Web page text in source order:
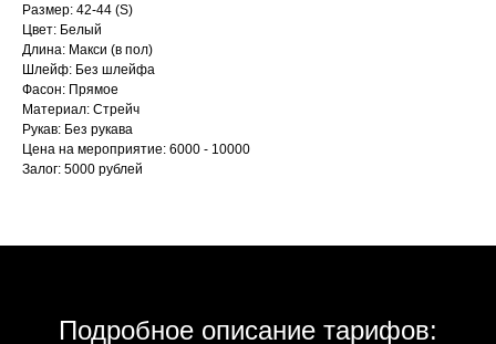
Размер: 42-44 (S)
Цвет: Белый
Длина: Макси (в пол)
Шлейф: Без шлейфа
Фасон: Прямое
Материал: Стрейч
Рукав: Без рукава
Цена на мероприятие: 6000 - 10000
Залог: 5000 рублей
Подробное описание тарифов: